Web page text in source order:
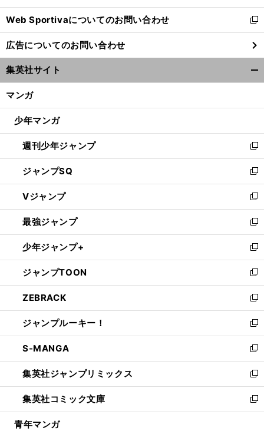
開
く
Web Sportivaについてのお問い合わせ
新
し
い
ウ
ィ
ン
ウ
開
く
広告についてのお問い合わせ
集英社サイト
マンガ
少年マンガ
週刊少年ジャンプ
新
し
い
ウ
ィ
ン
ド
ウ
で
開
く
ジャンプSQ
新
し
い
ウ
ィ
ン
ド
ウ
で
開
く
Vジャンプ
新
し
い
ウ
ィ
ン
ド
ウ
で
開
く
最強ジャンプ
新
し
い
ウ
ィ
ン
ド
ウ
で
開
く
少年ジャンプ+
新
し
い
ウ
ィ
ン
ド
ウ
で
開
く
ジャンプTOON
新
し
い
ウ
ィ
ン
ド
ウ
で
開
く
ZEBRACK
新
し
い
ウ
ィ
ン
ド
ウ
で
開
ジャンプルーキー！
新
し
い
ウ
ィ
ン
ド
ウ
S-MANGA
新
し
い
ウ
ィ
ン
集英社ジャンプリミックス
新
し
い
ウ
集英社コミック文庫
新
し
青年マンガ